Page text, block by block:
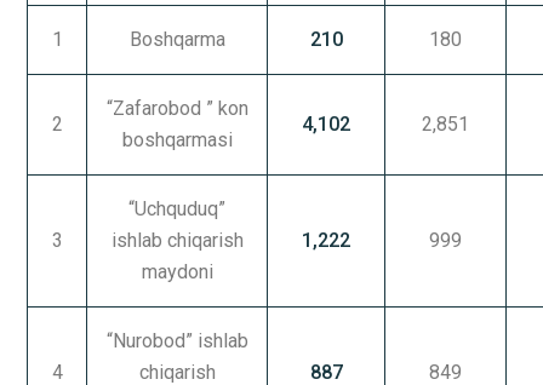
1 Boshqarma 210 180
2
“Zafarobod ” kon
boshqarmasi
4,102 2,851
3
“Uchquduq”
ishlab chiqarish
maydoni
1,222 999
4
“Nurobod” ishlab
chiqarish
887 849